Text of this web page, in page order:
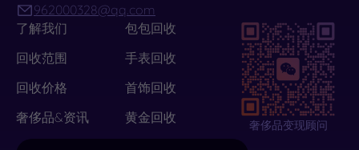
962000328@qq.com
了解我们
回收范围
回收价格
奢侈品&资讯
包包回收
手表回收
首饰回收
黄金回收
奢侈品变现顾问